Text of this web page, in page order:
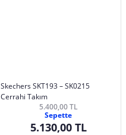
Skechers SKT193 – SK0215
Cerrahi Takım
5.400,00 TL
Sepette
5.130,00 TL